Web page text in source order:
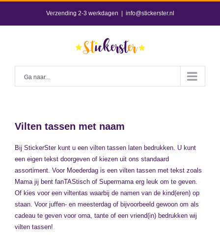
content
Verzending 2-3 werkdagen info@stickerster.nl
Ga naar...
Vilten tassen met naam
Bij StickerSter kunt u een vilten tassen laten bedrukken. U kunt
een eigen tekst doorgeven of kiezen uit ons standaard
assortiment. Voor Moederdag is een vilten tassen met tekst zoals
Mama jij bent fanTAStisch of Supermama erg leuk om te geven.
Of kies voor een viltentas waarbij de namen van de kind(eren) op
staan. Voor juffen- en meesterdag of bijvoorbeeld gewoon om als
cadeau te geven voor oma, tante of een vriend(in) bedrukken wij
vilten tassen!